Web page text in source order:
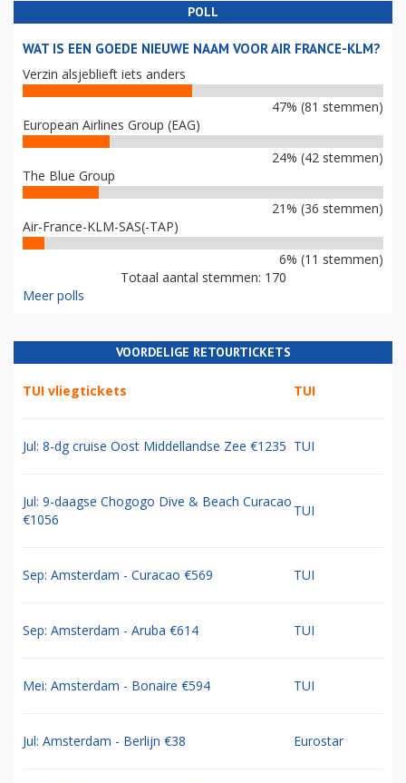
POLL
WAT IS EEN GOEDE NIEUWE NAAM VOOR AIR FRANCE-KLM?
Verzin alsjeblieft iets anders
47% (81 stemmen)
European Airlines Group (EAG)
24% (42 stemmen)
The Blue Group
21% (36 stemmen)
Air-France-KLM-SAS(-TAP)
6% (11 stemmen)
Totaal aantal stemmen: 170
Meer polls
VOORDELIGE RETOURTICKETS
TUI vliegtickets TUI
Jul: 8-dg cruise Oost Middellandse Zee €1235 TUI
Jul: 9-daagse Chogogo Dive & Beach Curacao
€1056
TUI
Sep: Amsterdam - Curacao €569 TUI
Sep: Amsterdam - Aruba €614 TUI
Mei: Amsterdam - Bonaire €594 TUI
Jul: Amsterdam - Berlijn €38 Eurostar